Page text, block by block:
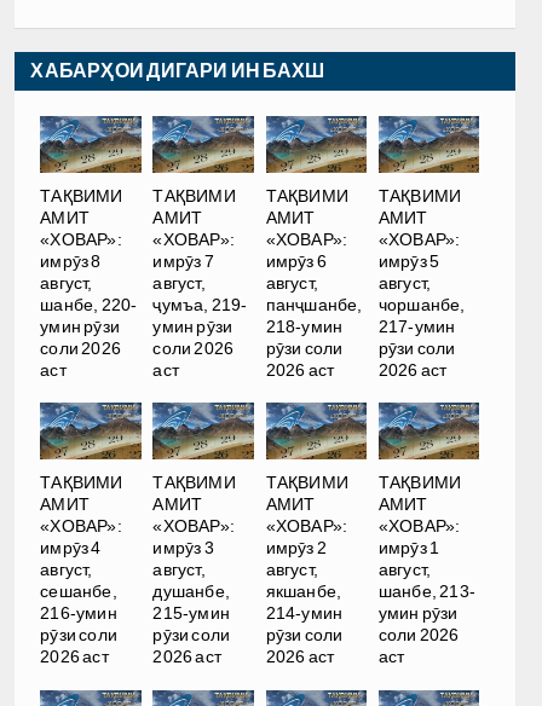
ХАБАРҲОИ ДИГАРИ ИН БАХШ
ТАҚВИМИ
АМИТ
«ХОВАР»:
имрӯз 8
август,
шанбе, 220-
умин рӯзи
соли 2026
аст
ТАҚВИМИ
АМИТ
«ХОВАР»:
имрӯз 7
август,
ҷумъа, 219-
умин рӯзи
соли 2026
аст
ТАҚВИМИ
АМИТ
«ХОВАР»:
имрӯз 6
август,
панҷшанбе,
218-умин
рӯзи соли
2026 аст
ТАҚВИМИ
АМИТ
«ХОВАР»:
имрӯз 5
август,
чоршанбе,
217-умин
рӯзи соли
2026 аст
ТАҚВИМИ
АМИТ
«ХОВАР»:
имрӯз 4
август,
сешанбе,
216-умин
рӯзи соли
2026 аст
ТАҚВИМИ
АМИТ
«ХОВАР»:
имрӯз 3
август,
душанбе,
215-умин
рӯзи соли
2026 аст
ТАҚВИМИ
АМИТ
«ХОВАР»:
имрӯз 2
август,
якшанбе,
214-умин
рӯзи соли
2026 аст
ТАҚВИМИ
АМИТ
«ХОВАР»:
имрӯз 1
август,
шанбе, 213-
умин рӯзи
соли 2026
аст